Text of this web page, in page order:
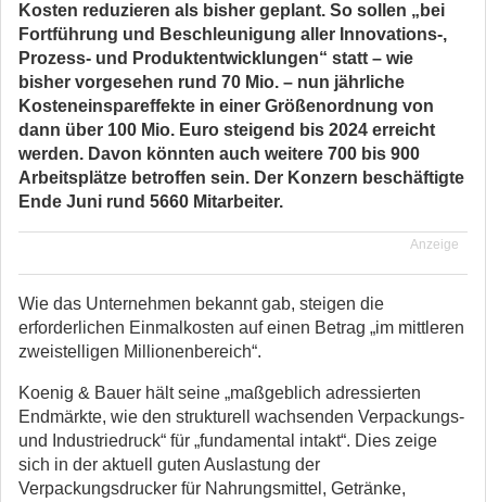
Kosten reduzieren als bisher geplant. So sollen „bei
Fortführung und Beschleunigung aller Innovations-,
Prozess- und Produktentwicklungen“ statt – wie
bisher vorgesehen rund 70 Mio. – nun jährliche
Kosteneinspareffekte in einer Größenordnung von
dann über 100 Mio. Euro steigend bis 2024 erreicht
werden. Davon könnten auch weitere 700 bis 900
Arbeitsplätze betroffen sein. Der Konzern beschäftigte
Ende Juni rund 5660 Mitarbeiter.
Anzeige
Wie das Unternehmen bekannt gab, steigen die
erforderlichen Einmalkosten auf einen Betrag „im mittleren
zweistelligen Millionenbereich“.
Koenig & Bauer hält seine „maßgeblich adressierten
Endmärkte, wie den strukturell wachsenden Verpackungs-
und Industriedruck“ für „fundamental intakt“. Dies zeige
sich in der aktuell guten Auslastung der
Verpackungsdrucker für Nahrungsmittel, Getränke,